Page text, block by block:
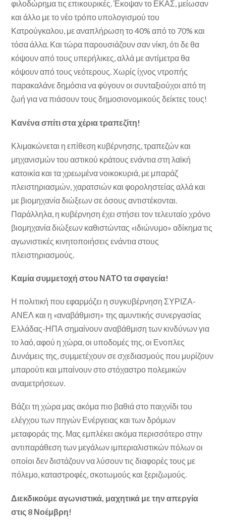
φιλοδώρημα τις επικουρικές. Έκοψαν το ΕΚΑΣ, μείωσαν
και άλλο με το νέο τρόπο υπολογισμού του
Κατρούγκαλου, με αναπλήρωση το 40% από το 70% και
τόσα άλλα. Και τώρα παρουσιάζουν σαν νίκη, ότι δε θα
κόψουν από τους υπερήλικες, αλλά με αντίμετρα θα
κόψουν από τους νεότερους. Χωρίς ίχνος ντροπής
παρακαλάνε δημόσια να φύγουν οι συνταξιούχοι από τη
ζωή για να πιάσουν τους δημοσιονομικούς δείκτες τους!
Κανένα σπίτι στα χέρια τραπεζίτη!
Κλιμακώνεται η επίθεση κυβέρνησης, τραπεζών και
μηχανισμών του αστικού κράτους ενάντια στη λαϊκή
κατοικία και τα χρεωμένα νοικοκυριά, με μπαράζ
πλειστηριασμών, χαρατσιών και φοροληστείας αλλά και
με βιομηχανία διώξεων σε όσους αντιστέκονται.
Παράλληλα, η κυβέρνηση έχει στήσει τον τελευταίο χρόνο
βιομηχανία διώξεων καθιστώντας «ιδιώνυμο» αδίκημα τις
αγωνιστικές κινητοποιήσεις ενάντια στους
πλειστηριασμούς.
Καμία συμμετοχή στου ΝΑΤΟ τα σφαγεία!
Η πολιτική που εφαρμόζει η συγκυβέρνηση ΣΥΡΙΖΑ-
ΑΝΕΛ και η «αναβάθμιση» της αμυντικής συνεργασίας
Ελλάδας-ΗΠΑ σημαίνουν αναβάθμιση των κινδύνων για
το λαό, αφού η χώρα, οι υποδομές της, οι Ενοπλες
Δυνάμεις της, συμμετέχουν σε σχεδιασμούς που μυρίζουν
μπαρούτι και μπαίνουν στο στόχαστρο πολεμικών
αναμετρήσεων.
Βάζει τη χώρα μας ακόμα πιο βαθιά στο παιχνίδι του
ελέγχου των πηγών Ενέργειας και των δρόμων
μεταφοράς της. Μας εμπλέκει ακόμα περισσότερο στην
αντιπαράθεση των μεγάλων ιμπεριαλιστικών πόλων οι
οποίοι δεν διστάζουν να λύσουν τις διαφορές τους με
πόλεμο, καταστροφές, σκοτωμούς και ξεριζωμούς.
Διεκδικούμε αγωνιστικά, μαχητικά με την απεργία
στις 8 Νοέμβρη!